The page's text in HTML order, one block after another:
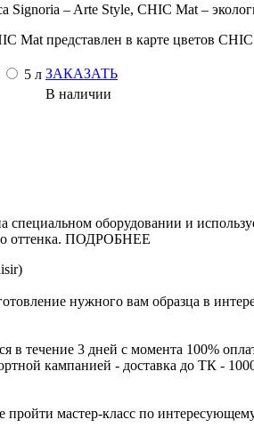
Signoria – Arte Style, CHIC Mat –
Mat представлен в карте цветов
5 л ЗАКАЗАТЬ
В наличии
оборудовании и
оттенка. ПОДРОБНЕЕ
нужного вам образца в
в течение 3 дней с момента 100%
кампанией - доставка до ТК -
мастер-класс по